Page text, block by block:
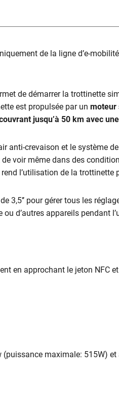
de la ligne d’e-
de démarrer la trottinette
est propulsée par un moteur
jusqu’à 50 km avec
anti-crevaison et le système
voir même dans des
l’utilisation de la trottinette
3,5’’ pour gérer tous les
d’autres appareils pendant
en approchant le jeton NFC
(puissance maximale: 515W)